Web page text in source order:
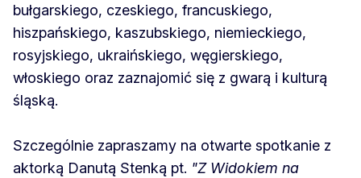
bułgarskiego, czeskiego, francuskiego,
hiszpańskiego, kaszubskiego, niemieckiego,
rosyjskiego, ukraińskiego, węgierskiego,
włoskiego oraz zaznajomić się z gwarą i kulturą
śląską.
Szczególnie zapraszamy na otwarte spotkanie z
aktorką Danutą Stenką pt. "Z Widokiem na